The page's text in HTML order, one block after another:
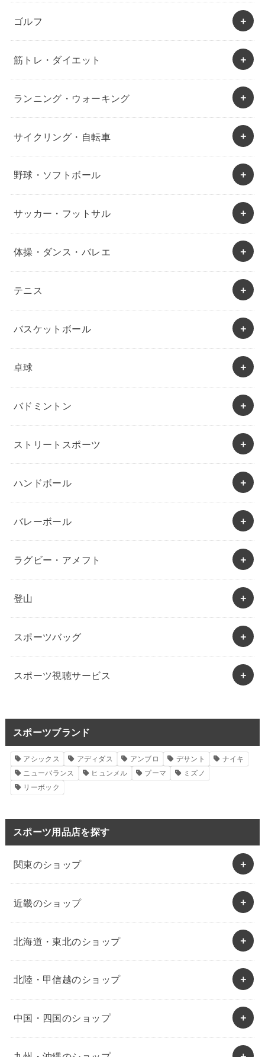
ゴルフ
筋トレ・ダイエット
ランニング・ウォーキング
サイクリング・自転車
野球・ソフトボール
サッカー・フットサル
体操・ダンス・バレエ
テニス
バスケットボール
卓球
バドミントン
ストリートスポーツ
ハンドボール
バレーボール
ラグビー・アメフト
登山
スポーツバッグ
スポーツ視聴サービス
スポーツブランド
アシックス アディダス アンブロ デサント
ナイキ
ニューバランス
ヒュンメル プーマ
ミズノ
リーボック
スポーツ用品店を探す
関東のショップ
近畿のショップ
北海道・東北のショップ
北陸・甲信越のショップ
中国・四国のショップ